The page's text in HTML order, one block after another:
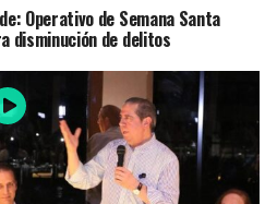
Operativo de Semana Santa
disminución de delitos